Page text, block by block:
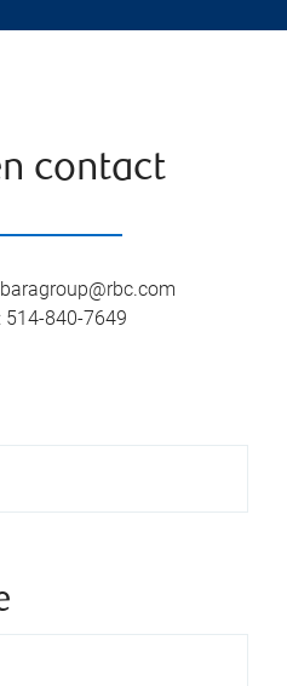
contact
: 514-840-7649